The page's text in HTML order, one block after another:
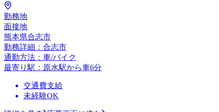
勤務地
面接地
熊本県合志市
勤務詳細：合志市
通勤方法：車/バイク
最寄り駅：原水駅から車6分
交通費支給
未経験OK